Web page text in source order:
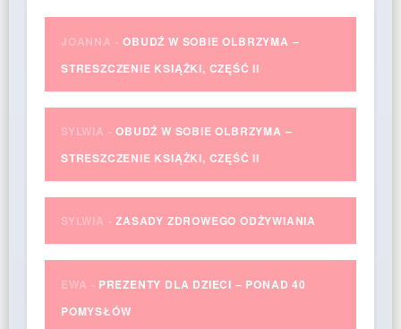
JOANNA -OBUDŹ W SOBIE OLBRZYMA –
STRESZCZENIE KSIĄŻKI, CZĘŚĆ II
SYLWIA -OBUDŹ W SOBIE OLBRZYMA –
STRESZCZENIE KSIĄŻKI, CZĘŚĆ II
SYLWIA -ZASADY ZDROWEGO ODŻYWIANIA
EWA - PREZENTY DLA DZIECI – PONAD 40
POMYSŁÓW